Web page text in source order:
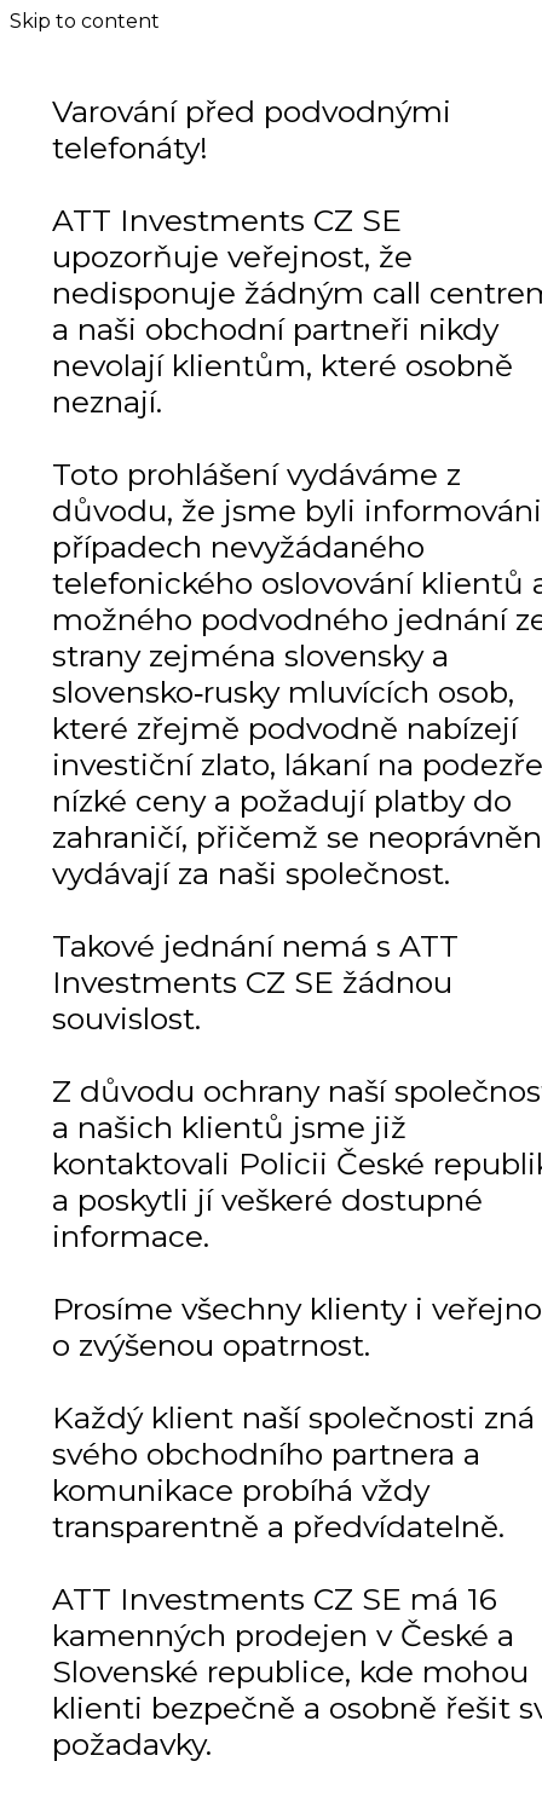
Skip to content
Varování před podvodnými
telefonáty!
ATT Investments CZ SE
upozorňuje veřejnost, že
nedisponuje žádným call
a naši obchodní partneři nikdy
nevolají klientům, které osobně
neznají.
Toto prohlášení vydáváme z
důvodu, že jsme byli
případech nevyžádaného
telefonického oslovování klientů
možného podvodného jednání
strany zejména slovensky a
slovensko‑rusky mluvících osob,
které zřejmě podvodně nabízejí
investiční zlato, lákaní na
nízké ceny a požadují platby do
zahraničí, přičemž se
vydávají za naši společnost.
Takové jednání nemá s ATT
Investments CZ SE žádnou
souvislost.
Z důvodu ochrany naší
a našich klientů jsme již
kontaktovali Policii České
a poskytli jí veškeré dostupné
informace.
Prosíme všechny klienty i
o zvýšenou opatrnost.
Každý klient naší společnosti zná
svého obchodního partnera a
komunikace probíhá vždy
transparentně a předvídatelně.
ATT Investments CZ SE má 16
kamenných prodejen v České a
Slovenské republice, kde mohou
klienti bezpečně a osobně řešit
požadavky.